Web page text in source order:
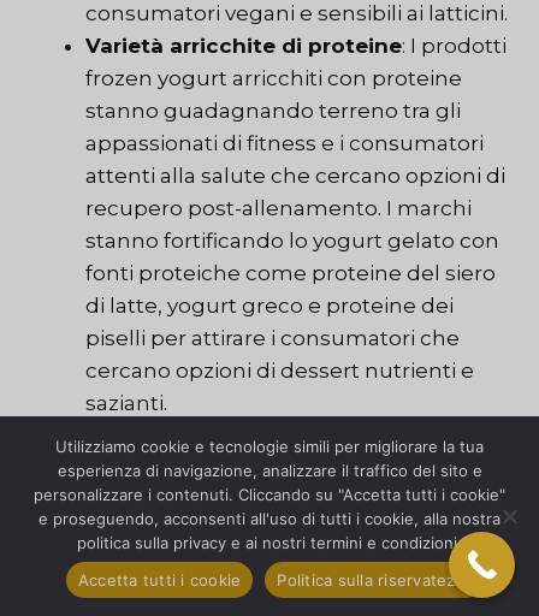
consumatori vegani e sensibili ai latticini.
Varietà arricchite di proteine: I prodotti
frozen yogurt arricchiti con proteine
stanno guadagnando terreno tra gli
appassionati di fitness e i consumatori
attenti alla salute che cercano opzioni di
recupero post-allenamento. I marchi
stanno fortificando lo yogurt gelato con
fonti proteiche come proteine del siero
di latte, yogurt greco e proteine dei
piselli per attirare i consumatori che
cercano opzioni di dessert nutrienti e
sazianti.
Creazioni Artigianali e Gourmet
: Le
creazioni di yogurt gelato artigianali e
gourmet stanno catturando l'attenzione
dei buongustai, dei trend setter e dei
consumatori che cercano esperienze di
dessert premium. Queste offerte
Utilizziamo cookie e tecnologie simili per migliorare la tua
esperienza di navigazione, analizzare il traffico del sito e
personalizzare i contenuti. Cliccando su "Accetta tutti i cookie"
e proseguendo, acconsenti all'uso di tutti i cookie, alla nostra
politica sulla privacy e ai nostri termini e condizioni.
Accetta tutti i cookie
Politica sulla riservatezza